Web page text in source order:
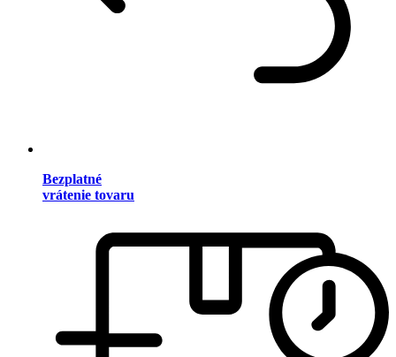
Bezplatné
vrátenie tovaru